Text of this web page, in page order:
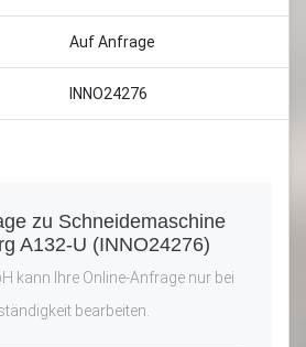
Auf Anfrage
INNO24276
zu Schneidemaschine
A132-U (INNO24276)
kann Ihre Online-Anfrage nur bei
bearbeiten.